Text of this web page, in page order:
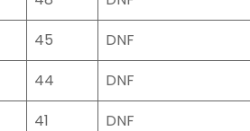
45 DNF
44 DNF
41 DNF